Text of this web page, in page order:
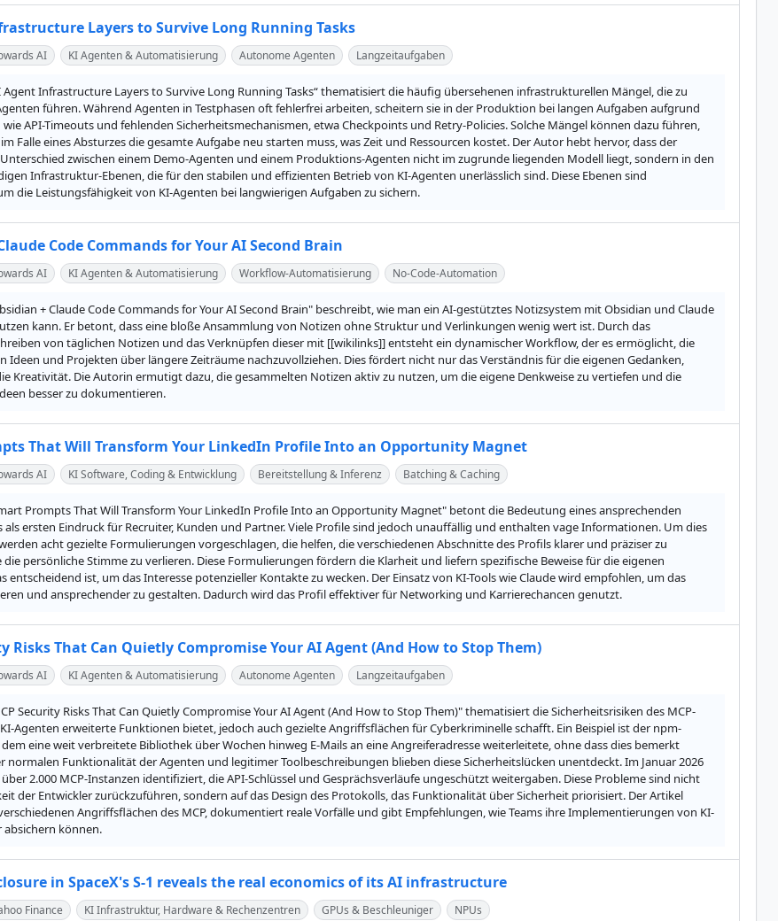
Layers to Survive Long Running Tasks
AI KI Agenten & Automatisierung Autonome Agenten Langzeitaufgaben
Agent Infrastructure Layers to Survive Long Running Tasks“ thematisiert die häufig übersehenen infrastrukturellen Mängel, die zu
führen. Während Agenten in Testphasen oft fehlerfrei arbeiten, scheitern sie in der Produktion bei langen Aufgaben aufgrund
API-Timeouts und fehlenden Sicherheitsmechanismen, etwa Checkpoints und Retry-Policies. Solche Mängel können dazu führen,
Falle eines Absturzes die gesamte Aufgabe neu starten muss, was Zeit und Ressourcen kostet. Der Autor hebt hervor, dass der
zwischen einem Demo-Agenten und einem Produktions-Agenten nicht im zugrunde liegenden Modell liegt, sondern in den
Infrastruktur-Ebenen, die für den stabilen und effizienten Betrieb von KI-Agenten unerlässlich sind. Diese Ebenen sind
die Leistungsfähigkeit von KI-Agenten bei langwierigen Aufgaben zu sichern.
Code Commands for Your AI Second Brain
AI KI Agenten & Automatisierung Workflow-Automatisierung No-Code-Automation
+ Claude Code Commands for Your AI Second Brain" beschreibt, wie man ein AI-gestütztes Notizsystem mit Obsidian und Claude
kann. Er betont, dass eine bloße Ansammlung von Notizen ohne Struktur und Verlinkungen wenig wert ist. Durch das
von täglichen Notizen und das Verknüpfen dieser mit [[wikilinks]] entsteht ein dynamischer Workflow, der es ermöglicht, die
Ideen und Projekten über längere Zeiträume nachzuvollziehen. Dies fördert nicht nur das Verständnis für die eigenen Gedanken,
Kreativität. Die Autorin ermutigt dazu, die gesammelten Notizen aktiv zu nutzen, um die eigene Denkweise zu vertiefen und die
besser zu dokumentieren.
That Will Transform Your LinkedIn Profile Into an Opportunity Magnet
AI KI Software, Coding & Entwicklung Bereitstellung & Inferenz Batching & Caching
Prompts That Will Transform Your LinkedIn Profile Into an Opportunity Magnet" betont die Bedeutung eines ansprechenden
als ersten Eindruck für Recruiter, Kunden und Partner. Viele Profile sind jedoch unauffällig und enthalten vage Informationen. Um dies
acht gezielte Formulierungen vorgeschlagen, die helfen, die verschiedenen Abschnitte des Profils klarer und präziser zu
persönliche Stimme zu verlieren. Diese Formulierungen fördern die Klarheit und liefern spezifische Beweise für die eigenen
entscheidend ist, um das Interesse potenzieller Kontakte zu wecken. Der Einsatz von KI-Tools wie Claude wird empfohlen, um das
und ansprechender zu gestalten. Dadurch wird das Profil effektiver für Networking und Karrierechancen genutzt.
Risks That Can Quietly Compromise Your AI Agent (And How to Stop Them)
AI KI Agenten & Automatisierung Autonome Agenten Langzeitaufgaben
Security Risks That Can Quietly Compromise Your AI Agent (And How to Stop Them)" thematisiert die Sicherheitsrisiken des MCP-
Agenten erweiterte Funktionen bietet, jedoch auch gezielte Angriffsflächen für Cyberkriminelle schafft. Ein Beispiel ist der npm-
dem eine weit verbreitete Bibliothek über Wochen hinweg E-Mails an eine Angreiferadresse weiterleitete, ohne dass dies bemerkt
normalen Funktionalität der Agenten und legitimer Toolbeschreibungen blieben diese Sicherheitslücken unentdeckt. Im Januar 2026
2.000 MCP-Instanzen identifiziert, die API-Schlüssel und Gesprächsverläufe ungeschützt weitergaben. Diese Probleme sind nicht
der Entwickler zurückzuführen, sondern auf das Design des Protokolls, das Funktionalität über Sicherheit priorisiert. Der Artikel
Angriffsflächen des MCP, dokumentiert reale Vorfälle und gibt Empfehlungen, wie Teams ihre Implementierungen von KI-
absichern können.
in SpaceX's S-1 reveals the real economics of its AI infrastructure
Finance KI Infrastruktur, Hardware & Rechenzentren GPUs & Beschleuniger NPUs